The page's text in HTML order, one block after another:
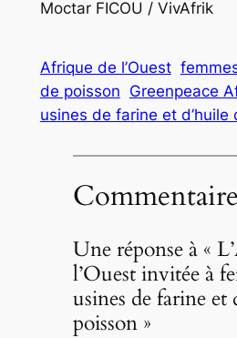
Moctar FICOU / VivAfrik
Afrique de l’Ouest
de poisson Greenpeace
usines de farine et d’huile
Une réponse à «
l’Ouest invitée à
usines de farine et
poisson »